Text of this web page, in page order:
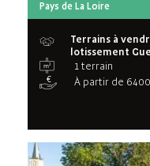
Pays de La Loire
Terrains à
lotissement
1 terrain
À partir de